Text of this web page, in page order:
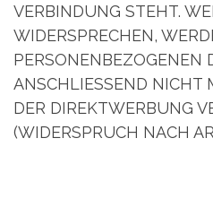
VERBINDUNG STEHT.
WIDERSPRECHEN,
PERSONENBEZOGENEN
ANSCHLIESSEND NICHT
DER DIREKTWERBUNG
(WIDERSPRUCH NACH